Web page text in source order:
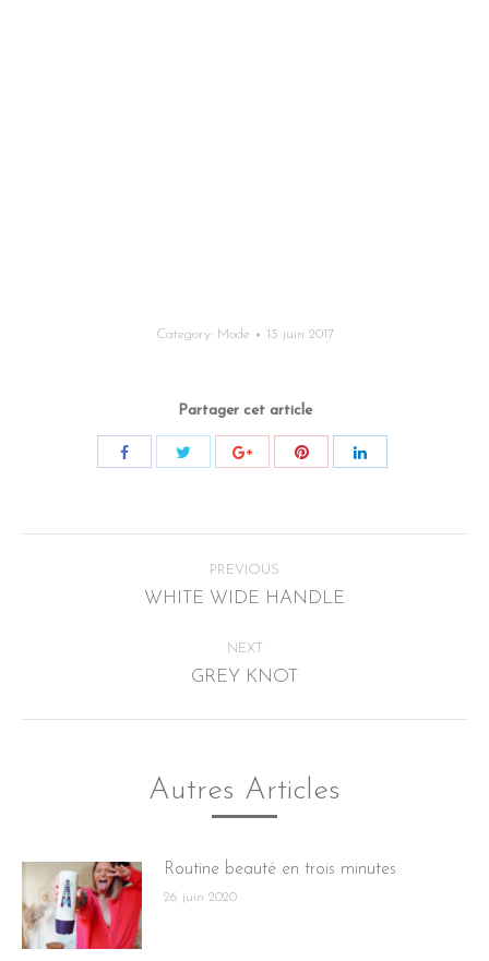
Category: Mode 13 juin 2017
Partager cet article
navigation
PREVIOUS
Previous
WHITE WIDE HANDLE
NEXT
Next
GREY KNOT
Autres Articles
Routine beauté en trois minutes
26 juin 2020